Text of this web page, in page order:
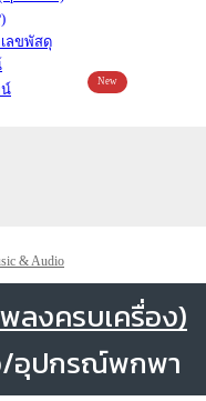
ลขพัสดุ
New
& Audio
ลงครบเครื่อง)